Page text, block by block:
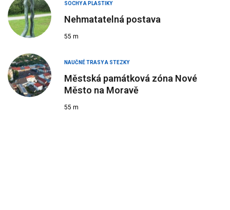
SOCHY A PLASTIKY
Nehmatatelná postava
55 m
NAUČNÉ TRASY A STEZKY
Městská památková zóna Nové
Město na Moravě
55 m